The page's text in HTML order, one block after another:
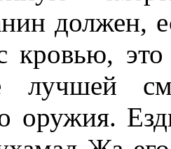
должен,
кровью,
лучшей
оружия.